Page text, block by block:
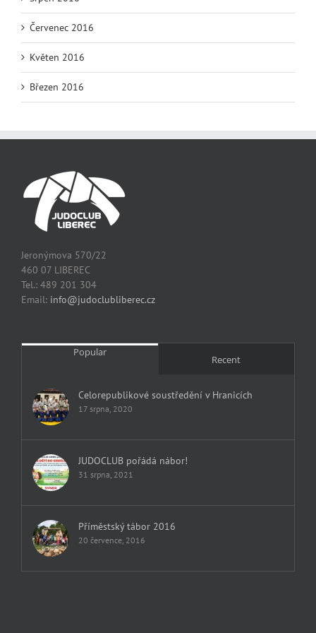
Červenec 2016
Květen 2016
Březen 2016
Jeronýmova 570/22
460 07 LIBEREC
Tel.: 489 201 304
Email: info@judoclubliberec.cz
Popular
Recent
Celorepublikové soustředění v Hranicích
17 srpna, 2020
JUDOCLUB pořádá nábor!
31 srpna, 2021
Příměstský tábor 2016
20 července, 2016